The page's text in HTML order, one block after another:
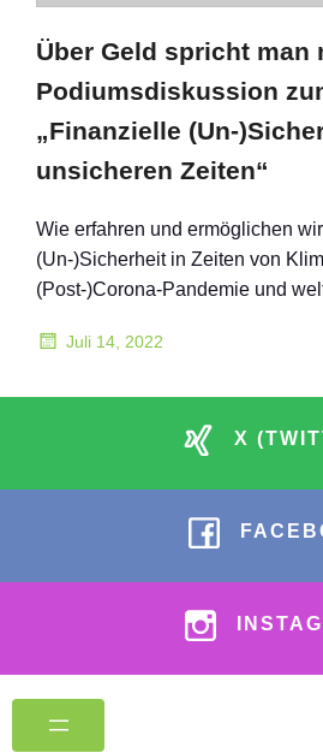
Über Geld spricht man
Podiumsdiskussion
„Finanzielle (Un-
unsicheren Zeiten“
Wie erfahren und ermöglichen
(Un-)Sicherheit in Zeiten von
(Post-)Corona-Pandemie und
Juli 14, 2022
X